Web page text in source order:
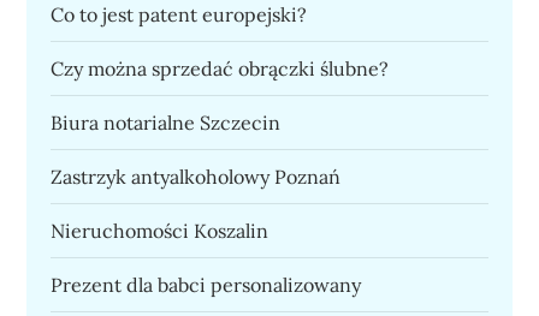
Co to jest patent europejski?
Czy można sprzedać obrączki ślubne?
Biura notarialne Szczecin
Zastrzyk antyalkoholowy Poznań
Nieruchomości Koszalin
Prezent dla babci personalizowany